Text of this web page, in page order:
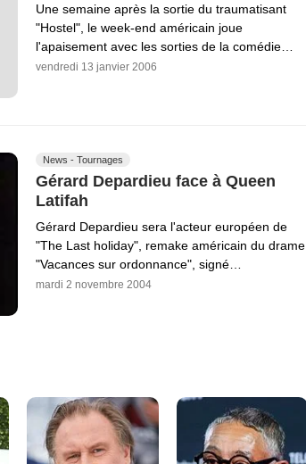
Une semaine après la sortie du traumatisant
"Hostel", le week-end américain joue
l'apaisement avec les sorties de la comédie…
vendredi 13 janvier 2006
News - Tournages
Gérard Depardieu face à Queen
Latifah
Gérard Depardieu sera l'acteur européen de
"The Last holiday", remake américain du drame
"Vacances sur ordonnance", signé…
mardi 2 novembre 2004